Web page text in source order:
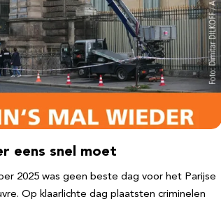
eens snel moet
2025 was geen beste dag voor het Parijse
Op klaarlichte dag plaatsten criminelen